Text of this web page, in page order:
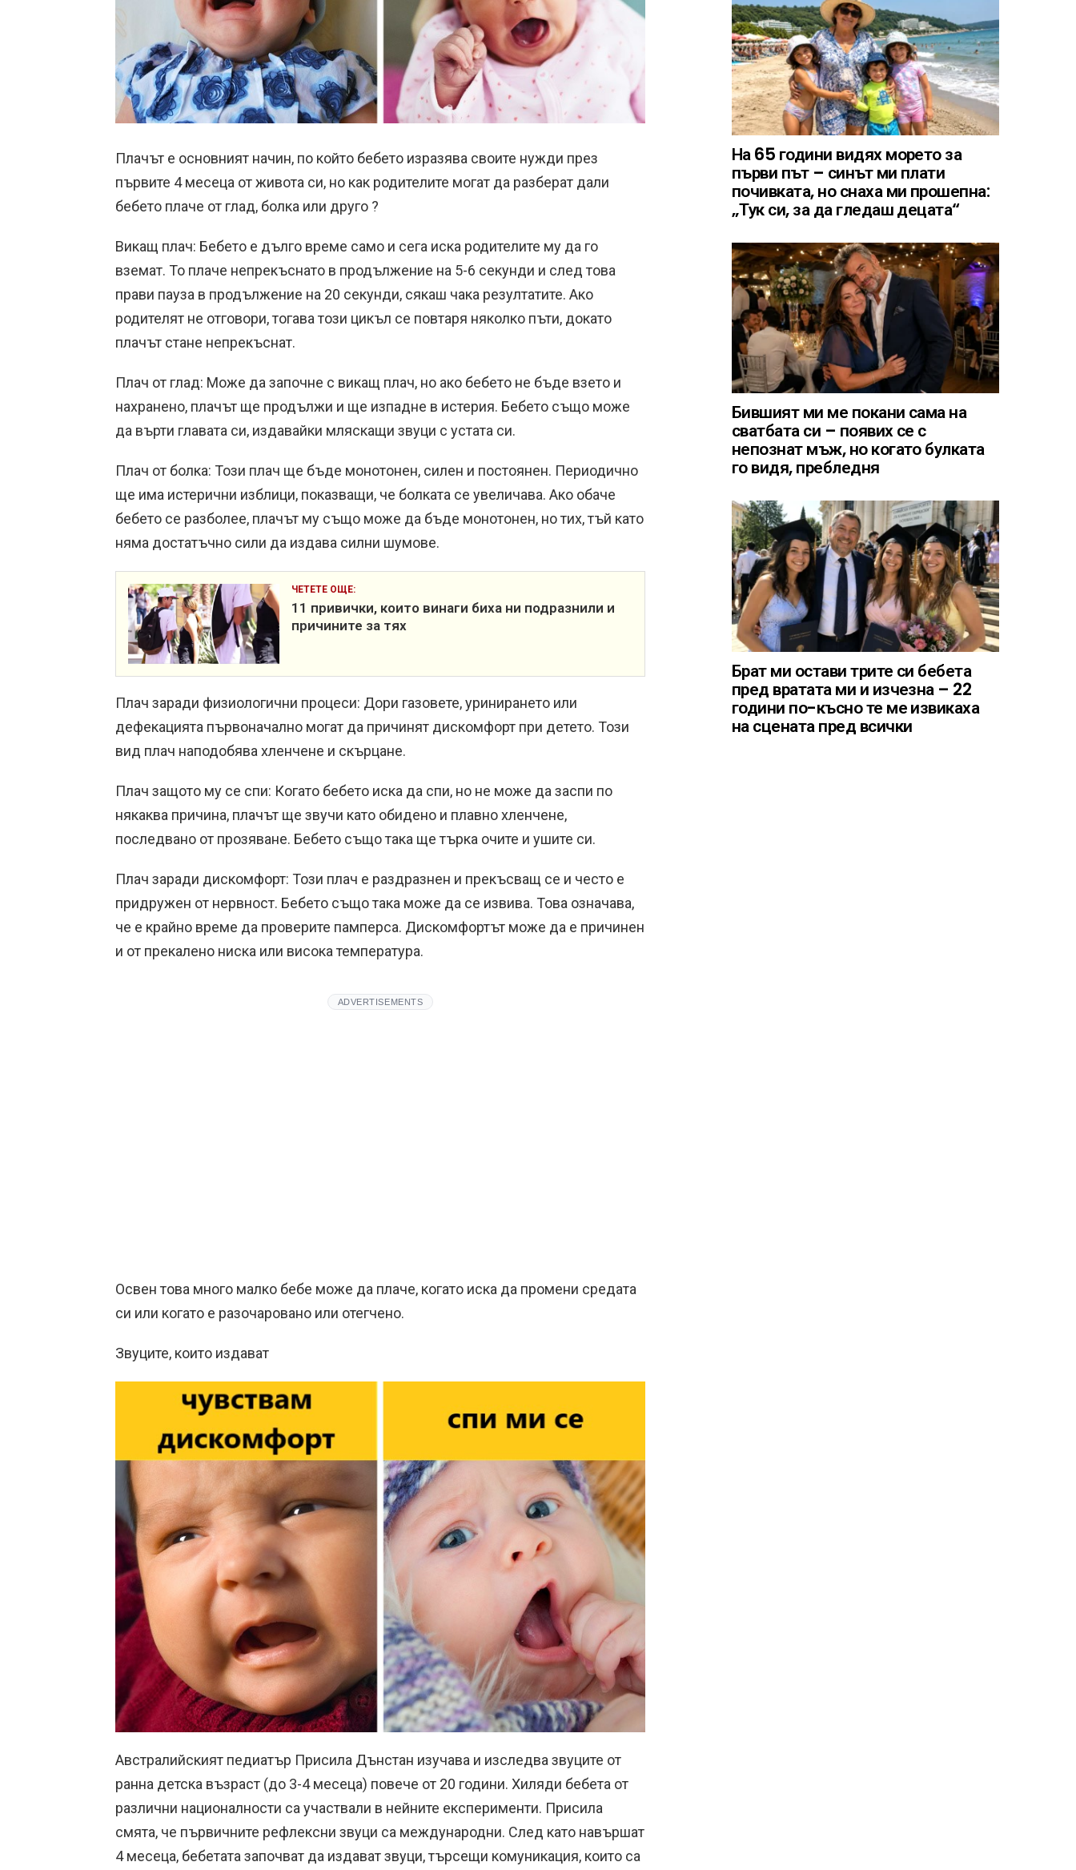
Плачът е основният начин, по който бебето изразява своите нужди през
първите 4 месеца от живота си, но как родителите могат да разберат дали
бебето плаче от глад, болка или друго ?
Викащ плач: Бебето е дълго време само и сега иска родителите му да го
вземат. То плаче непрекъснато в продължение на 5-6 секунди и след това
прави пауза в продължение на 20 секунди, сякаш чака резултатите. Ако
родителят не отговори, тогава този цикъл се повтаря няколко пъти, докато
плачът стане непрекъснат.
Плач от глад: Може да започне с викащ плач, но ако бебето не бъде взето и
нахранено, плачът ще продължи и ще изпадне в истерия. Бебето също може
да върти главата си, издавайки мляскащи звуци с устата си.
Плач от болка: Този плач ще бъде монотонен, силен и постоянен. Периодично
ще има истерични изблици, показващи, че болката се увеличава. Ако обаче
бебето се разболее, плачът му също може да бъде монотонен, но тих, тъй като
няма достатъчно сили да издава силни шумове.
ЧЕТЕТЕ ОЩЕ:
11 привички, които винаги биха ни подразнили и
причините за тях
Плач заради физиологични процеси: Дори газовете, уринирането или
дефекацията първоначално могат да причинят дискомфорт при детето. Този
вид плач наподобява хленчене и скърцане.
Плач защото му се спи: Когато бебето иска да спи, но не може да заспи по
някаква причина, плачът ще звучи като обидено и плавно хленчене,
последвано от прозяване. Бебето също така ще търка очите и ушите си.
Плач заради дискомфорт: Този плач е раздразнен и прекъсващ се и често е
придружен от нервност. Бебето също така може да се извива. Това означава,
че е крайно време да проверите памперса. Дискомфортът може да е причинен
и от прекалено ниска или висока температура.
ADVERTISEMENTS
Освен това много малко бебе може да плаче, когато иска да промени средата
си или когато е разочаровано или отегчено.
Звуците, които издават
Австралийският педиатър Присила Дънстан изучава и изследва звуците от
ранна детска възраст (до 3-4 месеца) повече от 20 години. Хиляди бебета от
различни националности са участвали в нейните експерименти. Присила
смята, че първичните рефлексни звуци са международни. След като навършат
4 месеца, бебетата започват да издават звуци, търсещи комуникация, които са
На 65 години видях морето за
първи път – синът ми плати
почивката, но снаха ми прошепна:
„Тук си, за да гледаш децата“
Бившият ми ме покани сама на
сватбата си – появих се с
непознат мъж, но когато булката
го видя, пребледня
Брат ми остави трите си бебета
пред вратата ми и изчезна – 22
години по-късно те ме извикаха
на сцената пред всички